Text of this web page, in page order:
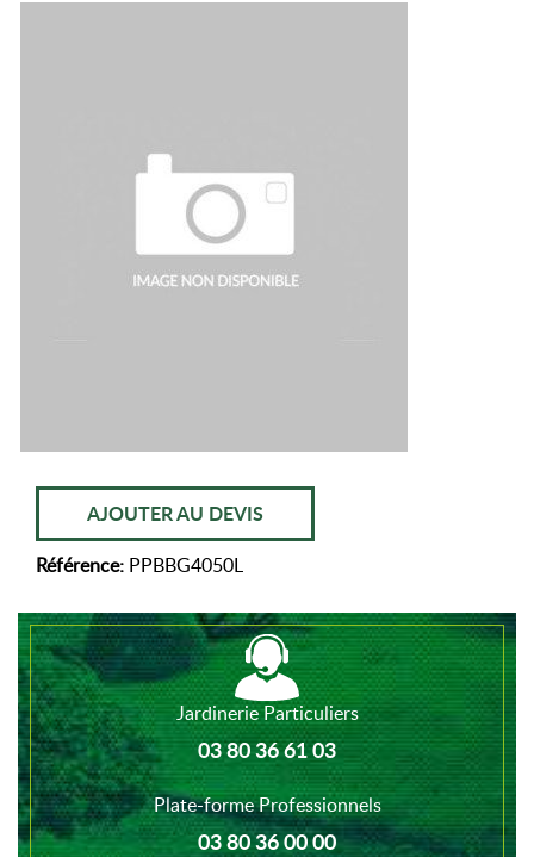
AJOUTER AU DEVIS
Référence: PPBBG4050L
Jardinerie Particuliers
03 80 36 61 03
Plate-forme Professionnels
03 80 36 00 00